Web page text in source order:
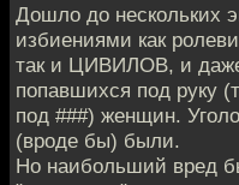
Дошло до нескольких
избиениями как
так и ЦИВИЛОВ, и
попавшихся под руку
под ###) женщин.
(вроде бы) были.
Но наибольший вред